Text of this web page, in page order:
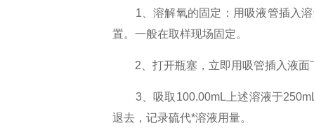
1、溶解氧的固定：用吸液管插入溶
置。一般在取样现场固定。
2、打开瓶塞，立即用吸管插入液面
3、吸取100.00mL上述溶液于250mL
退去，记录硫代*溶液用量。